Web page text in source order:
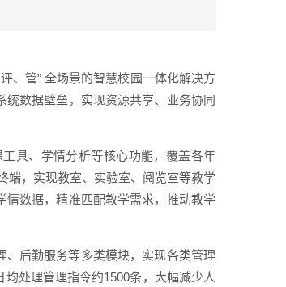
、管” 全场景的智慧校园一体化解决方
数据壁垒，实现资源共享、业务协同
具、学情分析等核心功能，覆盖各年
端，实现教室、实验室、阅览室等教学
情数据，精准匹配教学需求，推动教学
后勤服务等多类模块，实现各类管理
处理管理指令约1500条，大幅减少人